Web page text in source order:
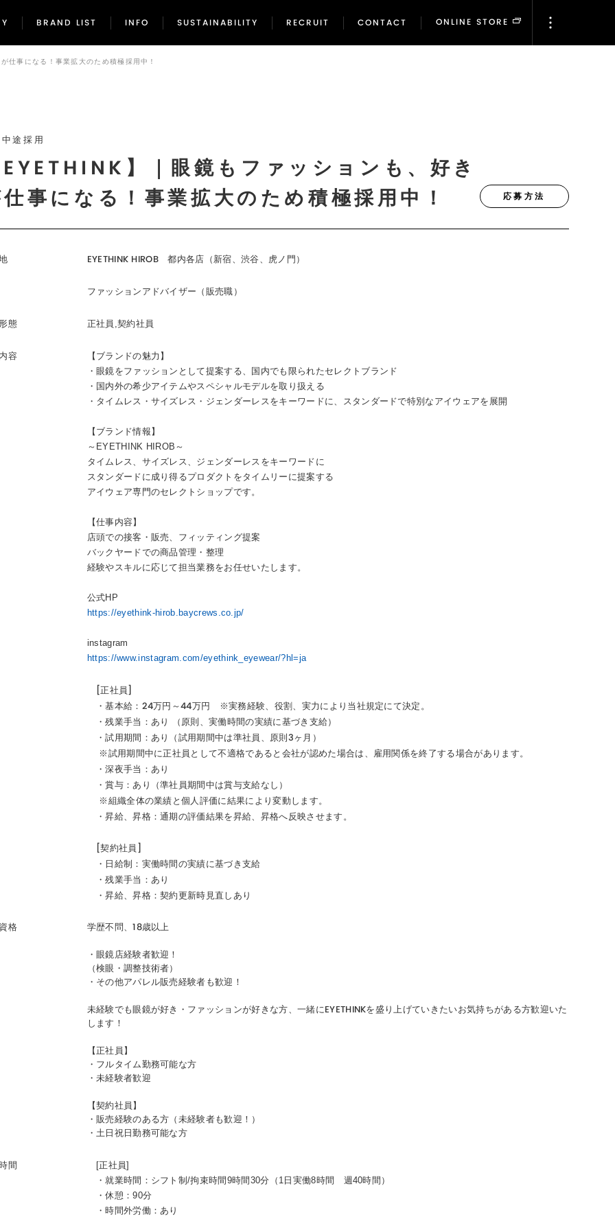
BRAND LIST INFO SUSTAINABILITY RECRUIT CONTACT ONLINE STORE
BRAND LIST INFO SUSTAINABILITY RECRUIT CONTACT ONLINE STORE
仕事になる！事業拡大のため積極採用中！
途採用
】｜眼鏡もファッションも、好き
事になる！事業拡大のため積極採用中！
応募方法
EYETHINK HIROB 都内各店（新宿、渋谷、虎ノ門）
ファッションアドバイザー（販売職）
態 正社員,契約社員
容
【ブランドの魅力】
・眼鏡をファッションとして提案する、国内でも限られたセレクトブランド
・国内外の希少アイテムやスペシャルモデルを取り扱える
・タイムレス・サイズレス・ジェンダーレスをキーワードに、スタンダードで特別なアイウェアを展開
【ブランド情報】
～EYETHINK HIROB～
タイムレス、サイズレス、ジェンダーレスをキーワードに
スタンダードに成り得るプロダクトをタイムリーに提案する
アイウェア専門のセレクトショップです。
【仕事内容】
店頭での接客・販売、フィッティング提案
バックヤードでの商品管理・整理
経験やスキルに応じて担当業務をお任せいたします。
公式HP
https://eyethink-hirob.baycrews.co.jp/
instagram
https://www.instagram.com/eyethink_eyewear/?hl=ja
[正社員]
・基本給：24万円～44万円 ※実務経験、役割、実力により当社規定にて決定。
・残業手当：あり （原則、実働時間の実績に基づき支給）
・試用期間：あり（試用期間中は準社員、原則3ヶ月）
※試用期間中に正社員として不適格であると会社が認めた場合は、雇用関係を終了する場合があります。
・深夜手当：あり
・賞与：あり（準社員期間中は賞与支給なし）
※組織全体の業績と個人評価に結果により変動します。
・昇給、昇格：通期の評価結果を昇給、昇格へ反映させます。
[契約社員]
・日給制：実働時間の実績に基づき支給
・残業手当：あり
・昇給、昇格：契約更新時見直しあり
格
学歴不問、18歳以上
・眼鏡店経験者歓迎！
（検眼・調整技術者）
・その他アパレル販売経験者も歓迎！
未経験でも眼鏡が好き・ファッションが好きな方、一緒にEYETHINKを盛り上げていきたいお気持ちがある方歓迎いた
します！
【正社員】
・フルタイム勤務可能な方
・未経験者歓迎
【契約社員】
・販売経験のある方（未経験者も歓迎！）
・土日祝日勤務可能な方
間
[正社員]
・就業時間：シフト制/拘束時間9時間30分（1日実働8時間 週40時間）
・休憩：90分
・時間外労働：あり